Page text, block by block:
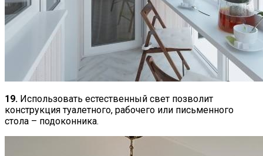
19. Использовать естественный свет позволит
конструкция туалетного, рабочего или письменного
стола – подоконника.